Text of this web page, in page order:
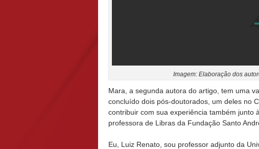
Imagem: Elaboração dos
Mara, a segunda autora do artigo, tem uma
concluído dois pós-doutorados, um deles no
contribuir com sua experiência também junto
professora de Libras da Fundação Santo
Eu, Luiz Renato, sou professor adjunto da